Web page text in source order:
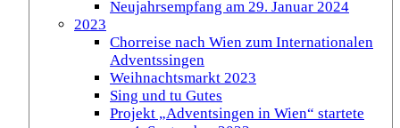
Neujahrsempfang am 29. Januar 2024
2023
Chorreise nach Wien zum Internationalen
Adventssingen
Weihnachtsmarkt 2023
Sing und tu Gutes
Projekt „Adventsingen in Wien“ startete